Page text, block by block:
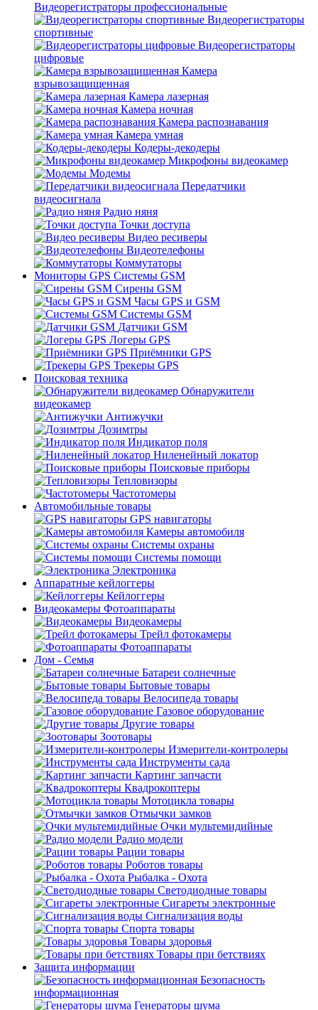
Видеорегистраторы профессиональные
Видеорегистраторы
спортивные
Видеорегистраторы
цифровые
Камера
взрывозащищенная
Камера лазерная
Камера ночная
Камера распознавания
Камера умная
Кодеры-декодеры
Микрофоны видеокамер
Модемы
Передатчики
видеосигнала
Радио няня
Точки доступа
Видео ресиверы
Видеотелефоны
Коммутаторы
Мониторы GPS Системы GSM
Сирены GSM
Часы GPS и GSM
Системы GSM
Датчики GSM
Логеры GPS
Приёмники GPS
Трекеры GPS
Поисковая техника
Обнаружители
видеокамер
Антижучки
Дозимтры
Индикатор поля
Ниленейный локатор
Поисковые приборы
Тепловизоры
Частотомеры
Автомобильные товары
GPS навигаторы
Камеры автомобиля
Системы охраны
Системы помощи
Электроника
Аппаратные кейлоггеры
Кейлоггеры
Видеокамеры Фотоаппараты
Видеокамеры
Трейл фотокамеры
Фотоаппараты
Дом - Семья
Батареи солнечные
Бытовые товары
Велосипеда товары
Газовое оборудование
Другие товары
Зоотовары
Измерители-контролеры
Инструменты сада
Картинг запчасти
Квадрокоптеры
Мотоцикла товары
Отмычки замков
Очки мультемидийные
Радио модели
Рации товары
Роботов товары
Рыбалка - Охота
Светодиодные товары
Сигареты электронные
Сигнализация воды
Спорта товары
Товары здоровья
Товары при бетствиях
Защита информации
Безопасность
информационная
Генераторы шума